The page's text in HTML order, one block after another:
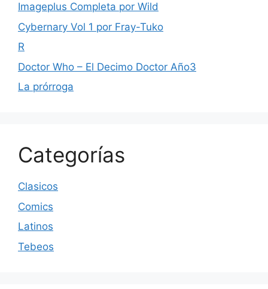
Imageplus Completa por Wild
Cybernary Vol 1 por Fray-Tuko
R
Doctor Who – El Decimo Doctor Año3
La prórroga
Categorías
Clasicos
Comics
Latinos
Tebeos